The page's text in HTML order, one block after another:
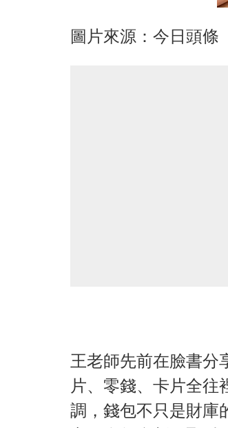
圖片來源：今日頭條
王老師先前在臉書分
片、零錢、卡片全往
調，錢包不只是財庫